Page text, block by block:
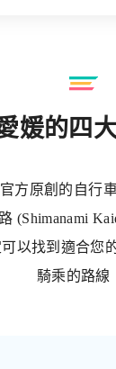
媛的四
方原創的自行
(Shimanami
以找到適合您
騎乘的路線